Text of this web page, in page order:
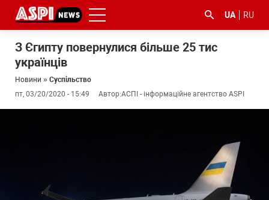
UA RU
З Єгипту повернулися більше 25 тис
українців
Новини » Суспільство
пт, 03/20/2020 - 15:49
Автор:АСПІ - інформаційне агентство ASPI